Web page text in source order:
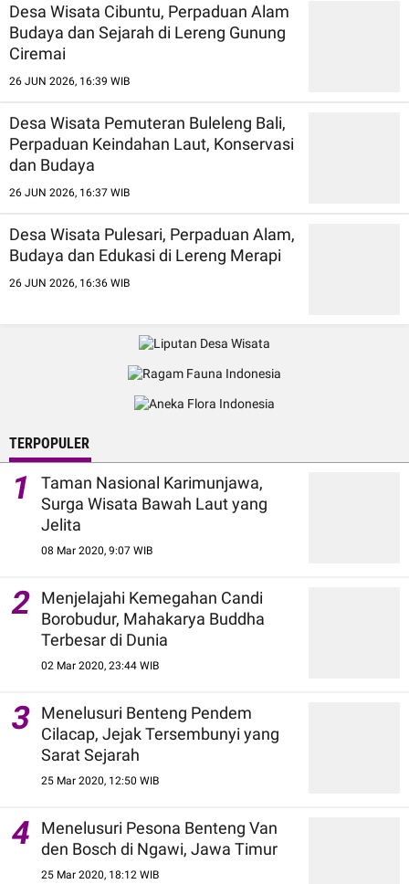
Desa Wisata Cibuntu, Perpaduan Alam
Budaya dan Sejarah di Lereng Gunung
Ciremai
26 JUN 2026, 16:39 WIB
Desa Wisata Pemuteran Buleleng Bali,
Perpaduan Keindahan Laut, Konservasi
dan Budaya
26 JUN 2026, 16:37 WIB
Desa Wisata Pulesari, Perpaduan Alam,
Budaya dan Edukasi di Lereng Merapi
26 JUN 2026, 16:36 WIB
TERPOPULER
1
Taman Nasional Karimunjawa,
Surga Wisata Bawah Laut yang
Jelita
08 Mar 2020, 9:07 WIB
2
Menjelajahi Kemegahan Candi
Borobudur, Mahakarya Buddha
Terbesar di Dunia
02 Mar 2020, 23:44 WIB
3
Menelusuri Benteng Pendem
Cilacap, Jejak Tersembunyi yang
Sarat Sejarah
25 Mar 2020, 12:50 WIB
4
Menelusuri Pesona Benteng Van
den Bosch di Ngawi, Jawa Timur
25 Mar 2020, 18:12 WIB